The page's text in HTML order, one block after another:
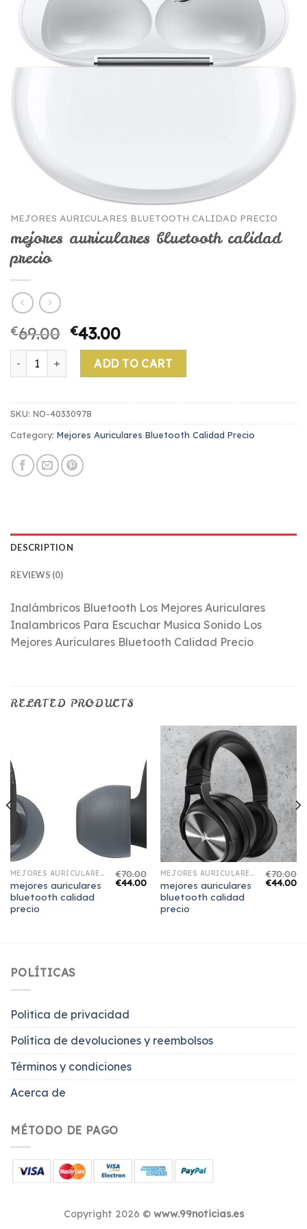
MEJORES AURICULARES BLUETOOTH CALIDAD PRECIO
mejores auriculares bluetooth calidad
precio
€69.00 €43.00
mejores auriculares bluetooth calidad precio quantity
ADD TO CART
SKU: NO-40330978
Category: Mejores Auriculares Bluetooth Calidad Precio
DESCRIPTION
REVIEWS (0)
Inalámbricos Bluetooth Los Mejores Auriculares
Inalambricos Para Escuchar Musica Sonido Los
Mejores Auriculares Bluetooth Calidad Precio
RELATED PRODUCTS
MEJORES AURICULARES BLUETOOTH CALIDAD PRECIO
mejores auriculares
bluetooth calidad
precio
€70.00
€44.00
MEJORES AURICULARES BLUETOOTH CALIDAD PRECIO
mejores auriculares
bluetooth calidad
precio
€70.00
€44.00
POLÍTICAS
Politica de privacidad
Política de devoluciones y reembolsos
Términos y condiciones
Acerca de
MÉTODO DE PAGO
Copyright 2026 © www.99noticias.es